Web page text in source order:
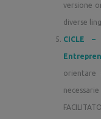
versione
diverse
CICLE
orientare
necessarie